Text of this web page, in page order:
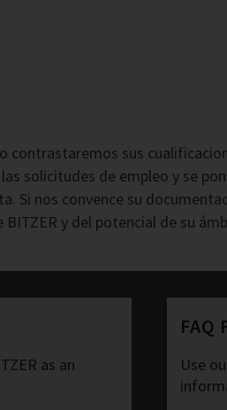
contrastaremos sus
solicitudes de empleo y se
Si nos convence su
y del potencial de su
as an
FAQ
Use